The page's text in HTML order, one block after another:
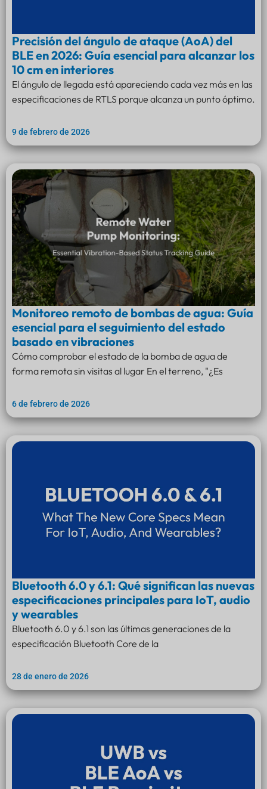
Precisión del ángulo de ataque (AoA) del
BLE en 2026: Guía esencial para alcanzar los
10 cm en interiores
El ángulo de llegada está apareciendo cada vez más en las
especificaciones de RTLS porque alcanza un punto óptimo.
9 de febrero de 2026
Monitoreo remoto de bombas de agua: Guía
esencial para el seguimiento del estado
basado en vibraciones
Cómo comprobar el estado de la bomba de agua de
forma remota sin visitas al lugar En el terreno, "¿Es
6 de febrero de 2026
Bluetooth 6.0 y 6.1: Qué significan las nuevas
especificaciones principales para IoT, audio
y wearables
Bluetooth 6.0 y 6.1 son las últimas generaciones de la
especificación Bluetooth Core de la
28 de enero de 2026